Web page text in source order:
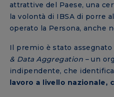
attrattive del Paese, una
la volontà di IBSA di porre
operato la Persona, anche
Il premio è stato assegnato
& Data Aggregation – un
indipendente, che
lavoro a livello nazionale,